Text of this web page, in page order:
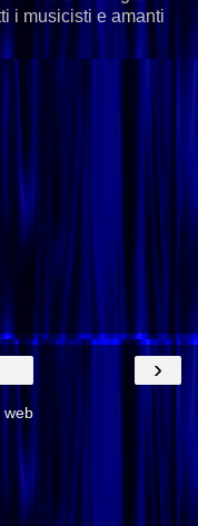
i musicisti e amanti
›
web